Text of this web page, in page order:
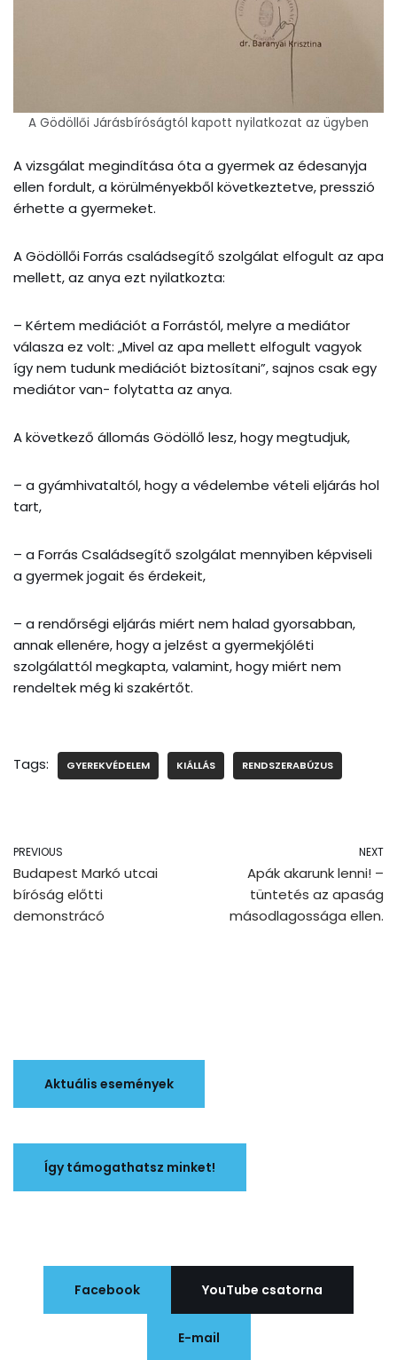
A Gödöllői Járásbíróságtól kapott nyilatkozat az ügyben
A vizsgálat megindítása óta a gyermek az édesanyja
ellen fordult, a körülményekből következtetve, presszió
érhette a gyermeket.
A Gödöllői Forrás családsegítő szolgálat elfogult az apa
mellett, az anya ezt nyilatkozta:
– Kértem mediációt a Forrástól, melyre a mediátor
válasza ez volt: „Mivel az apa mellett elfogult vagyok
így nem tudunk mediációt biztosítani”, sajnos csak egy
mediátor van- folytatta az anya.
A következő állomás Gödöllő lesz, hogy megtudjuk,
– a gyámhivataltól, hogy a védelembe vételi eljárás hol
tart,
– a Forrás Családsegítő szolgálat mennyiben képviseli
a gyermek jogait és érdekeit,
– a rendőrségi eljárás miért nem halad gyorsabban,
annak ellenére, hogy a jelzést a gyermekjóléti
szolgálattól megkapta, valamint, hogy miért nem
rendeltek még ki szakértőt.
Tags: GYEREKVÉDELEM KIÁLLÁS RENDSZERABÚZUS
PREVIOUS
Budapest Markó utcai
bíróság előtti
demonstrácó
NEXT
Apák akarunk lenni! –
tüntetés az apaság
másodlagossága ellen.
Aktuális események
Így támogathatsz minket!
Facebook YouTube csatorna
E-mail